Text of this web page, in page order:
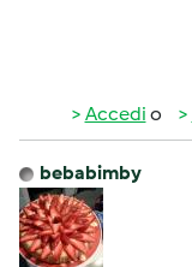
Accedi o
bebabimby